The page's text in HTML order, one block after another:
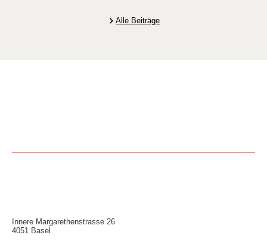
Alle Beiträge
Innere Mar­garethen­strasse 26
4051 Basel